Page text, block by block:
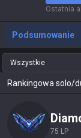
Ostatnia
Podsumowanie
Wszystkie
Rankingowa solo/
75 LP